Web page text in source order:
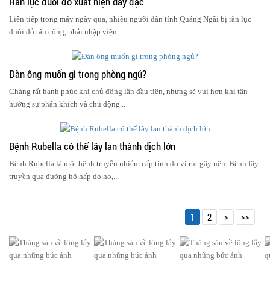
Liên tiếp trong mấy ngày qua, nhiều người dân tỉnh Quảng Ngãi bị rắn lục
đuôi đỏ tấn công, phải nhập viện...
Đàn ông muốn gì trong phòng ngủ?
Chàng rất hạnh phúc khi chủ động lần đầu tiên, nhưng sẽ vui hơn khi tận
hưởng sự phấn khích và chủ động...
Bệnh Rubella có thể lây lan thành dịch lớn
Bệnh Rubella là một bệnh truyễn nhiễm cấp tính do vi rút gây nên. Bệnh lây
truyền qua đường hô hấp do ho,...
1 2 > >>